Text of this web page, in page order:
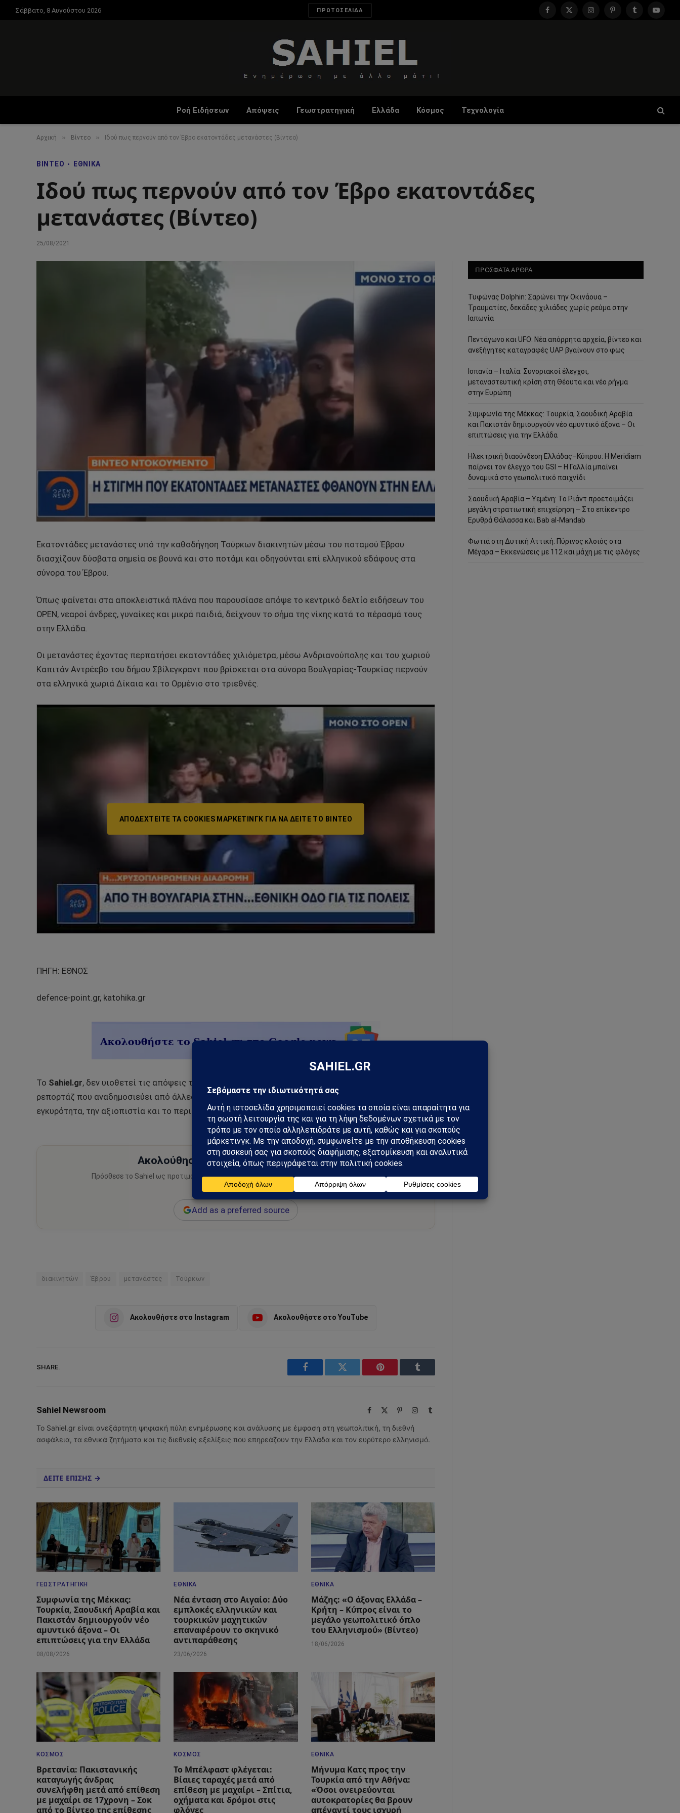
Σάββατο, 8 Αυγούστου 2026 ΠΡΩΤΟΣΕΛΙΔΑ
Facebook
X
InstagramPinterestTumblr
Ροή Ειδήσεων Απόψεις Γεωστρατηγική Ελλάδα Κόσμος Τεχνολογία
Αρχική » Βίντεο » Ιδού πως περνούν από τον Έβρο εκατοντάδες μετανάστες (Βίντεο)
ΒΊΝΤΕΟ ΕΘΝΙΚΆ
Ιδού πως περνούν από τον Έβρο εκατοντάδες
μετανάστες (Βίντεο)
25/08/2021
Εκατοντάδες μετανάστες υπό την καθοδήγηση Τούρκων διακινητών μέσω του ποταμού Έβρου
διασχίζουν δύσβατα σημεία σε βουνά και στο ποτάμι και οδηγούνται επί ελληνικού εδάφους στα
σύνορα του Έβρου.
Όπως φαίνεται στα αποκλειστικά πλάνα που παρουσίασε απόψε το κεντρικό δελτίο ειδήσεων του
OPEN, νεαροί άνδρες, γυναίκες και μικρά παιδιά, δείχνουν το σήμα της νίκης κατά το πέρασμά τους
στην Ελλάδα.
Οι μετανάστες έχοντας περπατήσει εκατοντάδες χιλιόμετρα, μέσω Ανδριανούπολης και του χωριού
Καπιτάν Αντρέεβο του δήμου Σβίλεγκραντ που βρίσκεται στα σύνορα Βουλγαρίας-Τουρκίας περνούν
στα ελληνικά χωριά Δίκαια και το Ορμένιο στο τριεθνές.
ΑΠΟΔΕΧΤΕΊΤΕ ΤΑ COOKIES ΜΆΡΚΕΤΙΝΓΚ ΓΙΑ ΝΑ ΔΕΊΤΕ ΤΟ ΒΙΝΤΕΟ
ΠΗΓΗ: ΕΘΝΟΣ
defence-point.gr, katohika.gr
Το Sahiel.gr, δεν υιοθετεί τις απόψεις των αρθρογράφων, ούτε σημαίνει ότι συμφωνεί με τα
ρεπορτάζ που αναδημοσιεύει από άλλες ενημερωτικές ιστοσελίδες και δεν ευθύνεται για την
εγκυρότητα, την αξιοπιστία και το περιεχόμενό τους. Συνεπώς, δε φέρει καμία ευθύνη εκ του νόμου.
Ακολούθησε το Sahiel στο Google News
Πρόσθεσε το Sahiel ως προτιμώμενη πηγή για να λαμβάνεις πρώτος τις σημαντικότερες
ειδήσεις και αναλύσεις.
Add as a preferred source
διακινητών Έβρου μετανάστες Τούρκων
Ακολουθήστε στο Instagram Ακολουθήστε στο YouTube
SHARE.
Facebook Twitter Pinterest Tumblr
Sahiel Newsroom Facebook PinterestInstagram
Tumblr
Το Sahiel.gr είναι ανεξάρτητη ψηφιακή πύλη ενημέρωσης και ανάλυσης με έμφαση στη γεωπολιτική, τη διεθνή
ασφάλεια, τα εθνικά ζητήματα και τις διεθνείς εξελίξεις που επηρεάζουν την Ελλάδα και τον ευρύτερο ελληνισμό.
ΔΕΙΤΕ ΕΠΙΣΗΣ →
ΓΕΩΣΤΡΑΤΗΓΙΚΉ
Συμφωνία της Μέκκας:
Τουρκία, Σαουδική Αραβία και
Πακιστάν δημιουργούν νέο
αμυντικό άξονα – Οι
επιπτώσεις για την Ελλάδα
08/08/2026
ΕΘΝΙΚΆ
Νέα ένταση στο Αιγαίο: Δύο
εμπλοκές ελληνικών και
τουρκικών μαχητικών
επαναφέρουν το σκηνικό
αντιπαράθεσης
23/06/2026
ΕΘΝΙΚΆ
Μάζης: «Ο άξονας Ελλάδα –
Κρήτη – Κύπρος είναι το
μεγάλο γεωπολιτικό όπλο
του Ελληνισμού» (Βίντεο)
18/06/2026
ΚΌΣΜΟΣ
Βρετανία: Πακιστανικής
καταγωγής άνδρας
συνελήφθη μετά από επίθεση
με μαχαίρι σε 17χρονη – Σοκ
από το βίντεο της επίθεσης
ΚΌΣΜΟΣ
Το Μπέλφαστ φλέγεται:
Βίαιες ταραχές μετά από
επίθεση με μαχαίρι – Σπίτια,
οχήματα και δρόμοι στις
φλόγες
ΕΘΝΙΚΆ
Μήνυμα Κατς προς την
Τουρκία από την Αθήνα:
«Όσοι ονειρεύονται
αυτοκρατορίες θα βρουν
απέναντί τους ισχυρή
ΠΡΟΣΦΑΤΑ ΑΡΘΡΑ
Τυφώνας Dolphin: Σαρώνει την Οκινάουα –
Τραυματίες, δεκάδες χιλιάδες χωρίς ρεύμα στην
Ιαπωνία
Πεντάγωνο και UFO: Νέα απόρρητα αρχεία, βίντεο και
ανεξήγητες καταγραφές UAP βγαίνουν στο φως
Ισπανία – Ιταλία: Συνοριακοί έλεγχοι,
μεταναστευτική κρίση στη Θέουτα και νέο ρήγμα
στην Ευρώπη
Συμφωνία της Μέκκας: Τουρκία, Σαουδική Αραβία
και Πακιστάν δημιουργούν νέο αμυντικό άξονα – Οι
επιπτώσεις για την Ελλάδα
Ηλεκτρική διασύνδεση Ελλάδας–Κύπρου: Η Meridiam
παίρνει τον έλεγχο του GSI – Η Γαλλία μπαίνει
δυναμικά στο γεωπολιτικό παιχνίδι
Σαουδική Αραβία – Υεμένη: Το Ριάντ προετοιμάζει
μεγάλη στρατιωτική επιχείρηση – Στο επίκεντρο
Ερυθρά Θάλασσα και Bab al-Mandab
Φωτιά στη Δυτική Αττική: Πύρινος κλοιός στα
Μέγαρα – Εκκενώσεις με 112 και μάχη με τις φλόγες